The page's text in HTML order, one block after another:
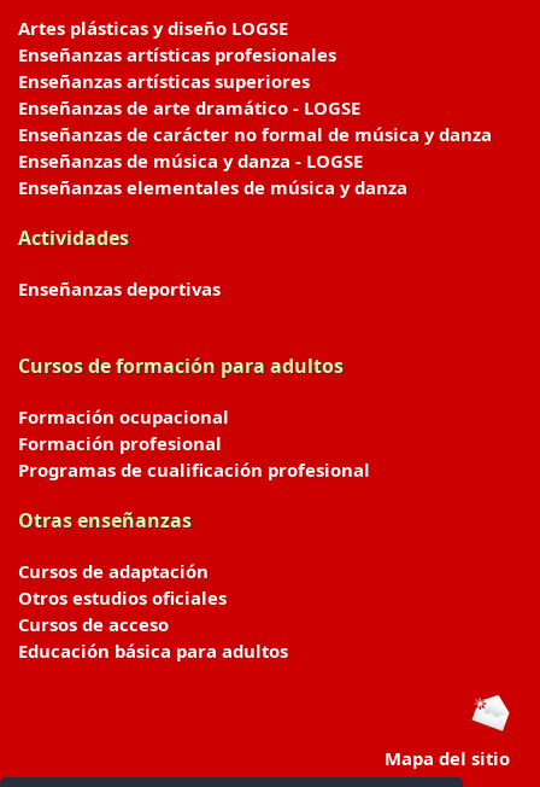
Artes plásticas y diseño LOGSE
Enseñanzas artísticas profesionales
Enseñanzas artísticas superiores
Enseñanzas de arte dramático - LOGSE
Enseñanzas de carácter no formal de música y danza
Enseñanzas de música y danza - LOGSE
Enseñanzas elementales de música y danza
Actividades
Enseñanzas deportivas
Cursos de formación para adultos
Formación ocupacional
Formación profesional
Programas de cualificación profesional
Otras enseñanzas
Cursos de adaptación
Otros estudios oficiales
Cursos de acceso
Educación básica para adultos
Mapa del sitio